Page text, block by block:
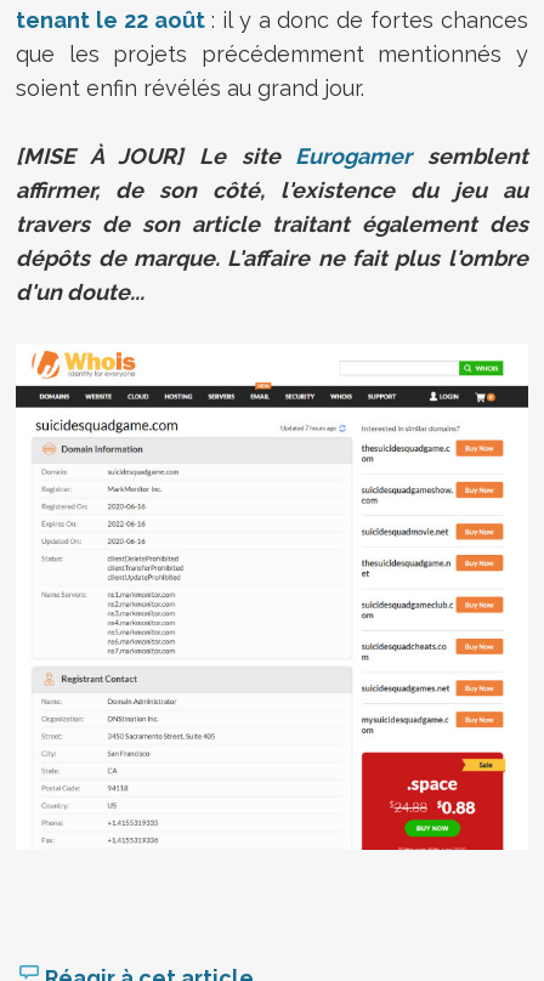
tenant le 22 août: il y a donc de fortes chances
que les projets précédemment mentionnés y
soient enfin révélés au grand jour.
[MISE À JOUR] Le site Eurogamersemblent
affirmer, de son côté, l'existence du jeu au
travers de son article traitant également des
dépôts de marque. L'affaire ne fait plus l'ombre
d'un doute...